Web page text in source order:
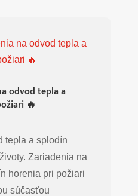
odvod tepla a
🔥
tepla a splodín
Zariadenia na
horenia pri požiari
súčasťou